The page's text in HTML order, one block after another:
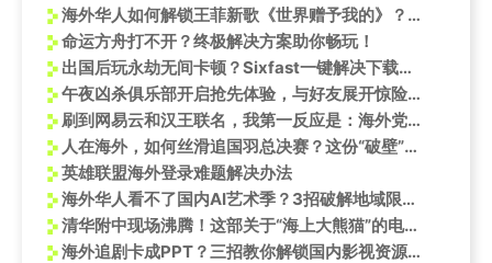
海外华人如何解锁王菲新歌《世界赠予我的》？这份教程请收好！
命运方舟打不开？终极解决方案助你畅玩！
出国后玩永劫无间卡顿？Sixfast一键解决下载和延迟问题！
午夜凶杀俱乐部开启抢先体验，与好友展开惊险刺激的捉迷藏对决
刷到网易云和汉王联名，我第一反应是：海外党别急着冲，先看看这坑你踩过没
人在海外，如何丝滑追国羽总决赛？这份“破壁”指南请收好！
英雄联盟海外登录难题解决办法
海外华人看不了国内AI艺术季？3招破解地域限制，轻松追星吴汉坤！
清华附中现场沸腾！这部关于“海上大熊猫”的电影，为何让学生们抢着提问？
海外追剧卡成PPT？三招教你解锁国内影视资源，留学生都在用！